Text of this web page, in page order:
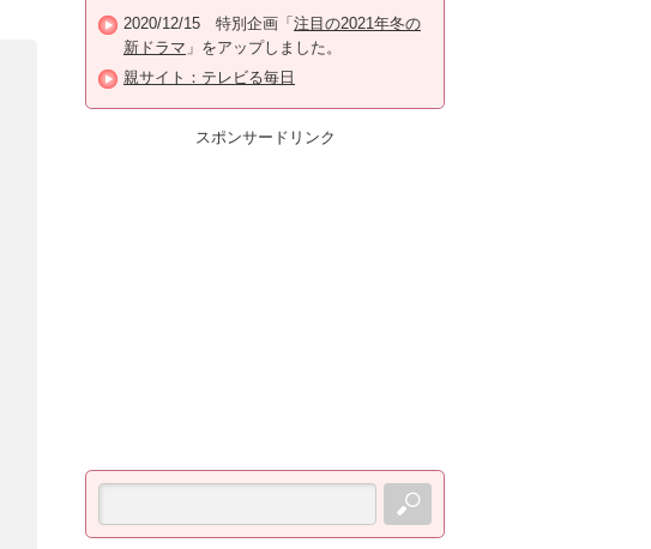
2020/12/15 特別企画「 注目の2021年冬の
新ドラマ 」をアップしました。
親サイト：テレビる毎日
スポンサードリンク